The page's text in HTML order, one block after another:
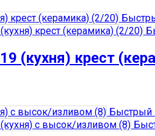
(кухня) крест
Быстрый